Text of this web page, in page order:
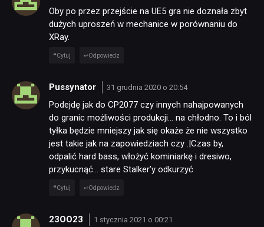
Oby po przez przejście na UE5 gra nie doznała zbyt
dużych uproszeń w mechanice w porównaniu do
XRay.
Cytuj Odpowiedz
Pussynator 31 grudnia 2020 o 20:54
Podejdę jak do CP2077 czy innych nahajpowanych
do granic możliwości produkcji… na chłodno. To i ból
tyłka będzie mniejszy jak się okaże że nie wszystko
jest takie jak na zapowiedziach czy .|Czas by,
odpalić hard bass, włożyć kominiarkę i dresiwo,
przykucnąć… stare Stalker’y odkurzyć
Cytuj Odpowiedz
23OO23 1 stycznia 2021 o 00:21